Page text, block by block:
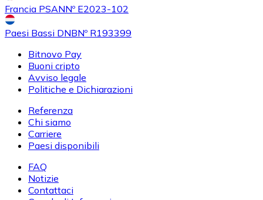
Francia PSANNº E2023-102
Paesi Bassi DNBNº R193399
Bitnovo Pay
Buoni cripto
Avviso legale
Politiche e Dichiarazioni
Referenza
Chi siamo
Carriere
Paesi disponibili
FAQ
Notizie
Contattaci